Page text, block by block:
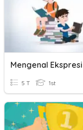
Mengenal Ekspresi
5 T 1st